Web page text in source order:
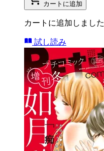
カートに追加
カートに追加しました
試し読み